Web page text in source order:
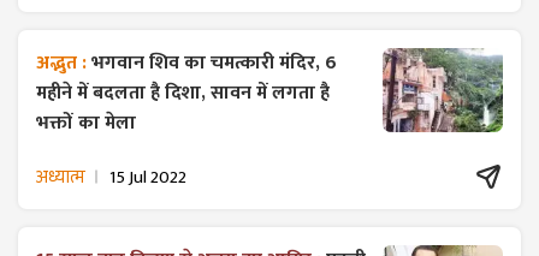
अद्भुत :भगवान शिव का चमत्कारी मंदिर, 6
महीने में बदलता है दिशा, सावन में लगता है
भक्तों का मेला
अध्यात्म 15 Jul 2022